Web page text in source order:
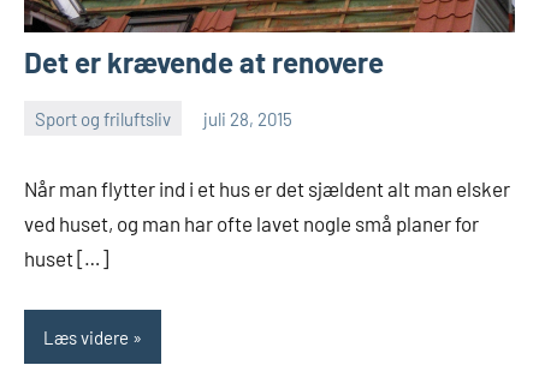
Det er krævende at renovere
Sport og friluftsliv juli 28, 2015
Esben
Når man flytter ind i et hus er det sjældent alt man elsker
ved huset, og man har ofte lavet nogle små planer for
huset […]
Læs videre